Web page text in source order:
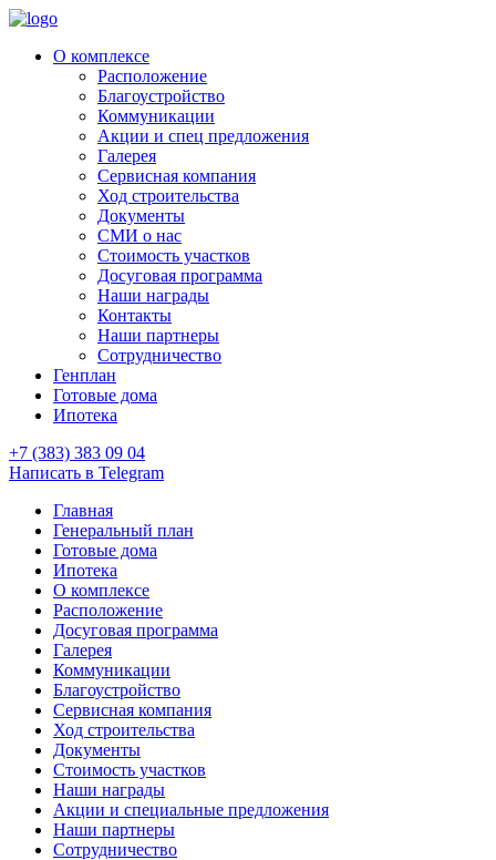
О комплексе
Расположение
Благоустройство
Коммуникации
Акции и спец предложения
Галерея
Сервисная компания
Ход строительства
Документы
СМИ о нас
Стоимость участков
Досуговая программа
Наши награды
Контакты
Наши партнеры
Сотрудничество
Генплан
Готовые дома
Ипотека
+7 (383) 383 09 04
Написать в Telegram
Главная
Генеральный план
Готовые дома
Ипотека
О комплексе
Расположение
Досуговая программа
Галерея
Коммуникации
Благоустройство
Сервисная компания
Ход строительства
Документы
Стоимость участков
Наши награды
Акции и специальные предложения
Наши партнеры
Сотрудничество